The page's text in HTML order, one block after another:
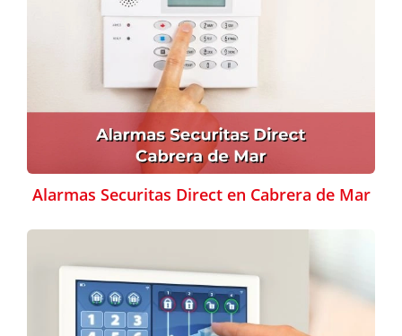
Alarmas Securitas Direct en Cabrera de Mar